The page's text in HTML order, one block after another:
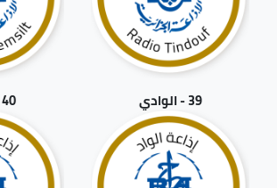
39 - الوادي 40 - خنشلة